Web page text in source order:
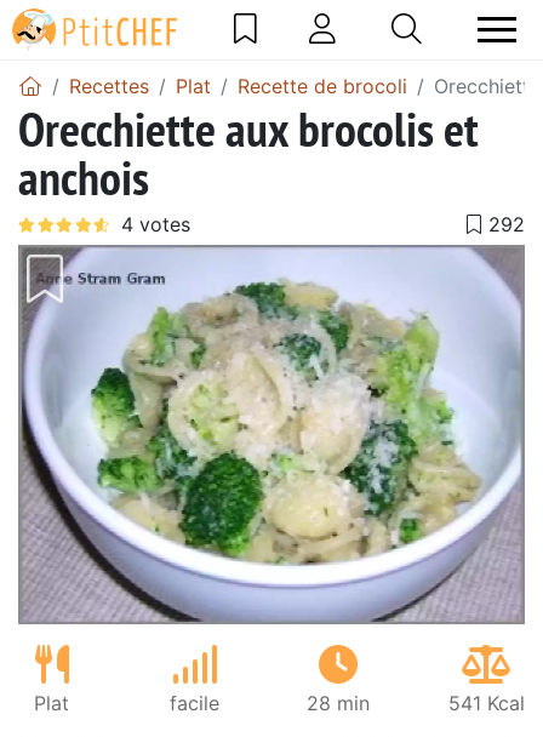
Recettes Plat Recette de brocoli
Orecchiette aux brocolis et
anchois
Plat facile 28 min 541 Kcal